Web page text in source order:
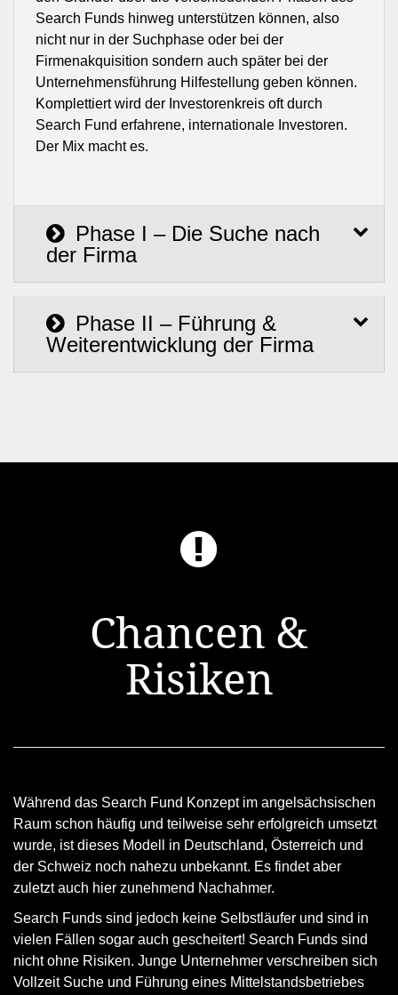
Search Funds hinweg unterstützen können, also
nicht nur in der Suchphase oder bei der
Firmenakquisition sondern auch später bei der
Unternehmensführung Hilfestellung geben können.
Komplettiert wird der Investorenkreis oft durch
Search Fund erfahrene, internationale Investoren.
Der Mix macht es.
Phase I – Die Suche nach
der Firma
Phase II – Führung &
Weiterentwicklung der Firma
Chancen &
Risiken
Während das Search Fund Konzept im angelsächsischen
Raum schon häufig und teilweise sehr erfolgreich umsetzt
wurde, ist dieses Modell in Deutschland, Österreich und
der Schweiz noch nahezu unbekannt. Es findet aber
zuletzt auch hier zunehmend Nachahmer.
Search Funds sind jedoch keine Selbstläufer und sind in
vielen Fällen sogar auch gescheitert! Search Funds sind
nicht ohne Risiken. Junge Unternehmer verschreiben sich
Vollzeit Suche und Führung eines Mittelstandsbetriebes